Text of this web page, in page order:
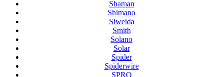
Shaman
Shimano
Siweida
Smith
Solano
Solar
Spider
Spiderwire
SPRO